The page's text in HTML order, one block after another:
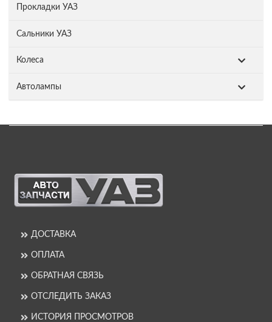
Прокладки УАЗ
Сальники УАЗ
Колеса
Автолампы
ДОСТАВКА
ОПЛАТА
ОБРАТНАЯ СВЯЗЬ
ОТСЛЕДИТЬ ЗАКАЗ
ИСТОРИЯ ПРОСМОТРОВ